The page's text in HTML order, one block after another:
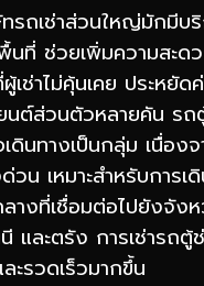
รถเช่าส่วนใหญ่มักมีบ
นที่ ช่วยเพิ่มความสะด
เช่าไม่คุ้นเคย ประหยัด
นต์ส่วนตัวหลายคัน รถ
เดินทางเป็นกลุ่ม เนื่อง
วน เหมาะสำหรับการเ
างที่เชื่อมต่อไปยังจัง
และตรัง การเช่ารถตู้
ะรวดเร็วมากขึ้น